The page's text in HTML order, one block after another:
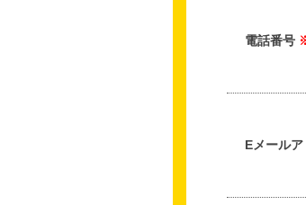
電話番号
Eメール